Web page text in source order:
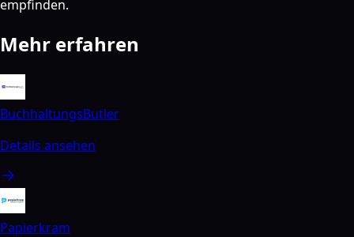
empfinden.
Mehr erfahren
BuchhaltungsButler
Details ansehen
Papierkram